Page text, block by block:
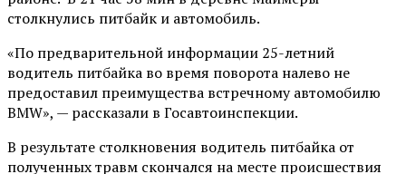
столкнулись питбайк и автомобиль.
«По предварительной информации 25-летний
водитель питбайка во время поворота налево не
предоставил преимущества встречному автомобилю
BMW», — рассказали в Госавтоинспекции.
В результате столкновения водитель питбайка от
полученных травм скончался на месте происшествия